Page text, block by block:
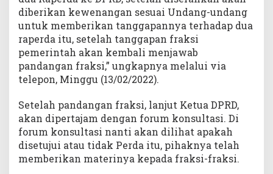
diberikan kewenangan sesuai Undang-undang
untuk memberikan tanggapannya terhadap dua
raperda itu, setelah tanggapan fraksi
pemerintah akan kembali menjawab
pandangan fraksi,” ungkapnya melalui via
telepon, Minggu (13/02/2022).
Setelah pandangan fraksi, lanjut Ketua DPRD,
akan dipertajam dengan forum konsultasi. Di
forum konsultasi nanti akan dilihat apakah
disetujui atau tidak Perda itu, pihaknya telah
memberikan materinya kepada fraksi-fraksi.